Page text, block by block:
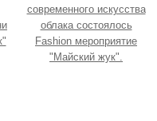
современного искусства
облака состоялось
Fashion мероприятие
"Майский жук".